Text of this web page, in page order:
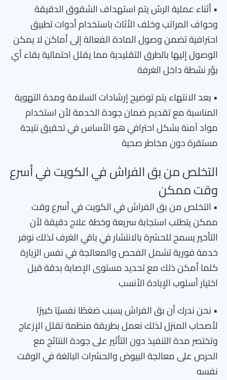
• أثناء عملية الرش يتم استهداف الشقوق الدقيقة
وحواف المراتب وخلف الأثاث باستخدام أدوات تطبيق
احترافية تضمن وصول المادة الفعالة إلى أماكن لا يمكن
الوصول إليها بالطرق التقليدية مما يقلل احتمالية بقاء أي
بؤر نشطة داخل الغرفة
• بعد الانتهاء يتم توضيح إرشادات السلامة ومدة التهوية
المناسبة مع تقديم ضمان جودة الخدمة لأن استخدام
مواد آمنة بشكل احترافي هو الأساس في تحقيق نتيجة
مستقرة دون مخاطر صحية
التخلص من بق الفراش في الكويت في أسرع
وقت ممكن
• التخلص من بق الفراش في الكويت في أسرع وقت
ممكن يتطلب استجابة سريعة وخطة علاج دقيقة لأن
التأخير يسمح للحشرة بالانتشار في باقي الغرف لذلك نوفر
خدمة فورية تشمل الفحص والمعالجة في نفس الزيارة
كلما أمكن ذلك مع تحديد مستوى الإصابة بدقة قبل
اختيار أسلوب الإبادة الأنسب
• نحن ندرك أن بق الفراش يسبب ضغطًا نفسيًا كبيرًا
لأصحاب المنزل لذلك نعمل بطريقة منظمة تقلل الإزعاج
وتختصر مدة التنفيذ دون التأثير على جودة النتائج مع
الحرص على معالجة البيوض والحشرات البالغة في الوقت
نفسه